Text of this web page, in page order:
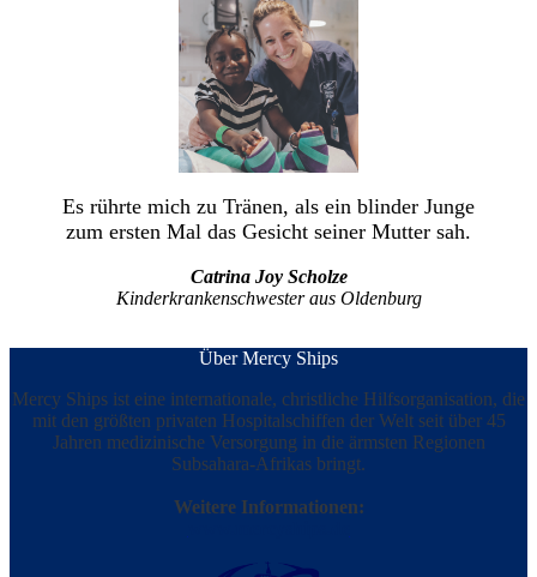
Es rührte mich zu Tränen, als ein blinder Junge
zum ersten Mal das Gesicht seiner Mutter sah.
Catrina Joy Scholze
Kinderkrankenschwester aus Oldenburg
Über Mercy Ships
Mercy Ships ist eine internationale, christliche Hilfsorganisation, die
mit den größten privaten Hospitalschiffen der Welt seit über 45
Jahren medizinische Versorgung in die ärmsten Regionen
Subsahara-Afrikas bringt.
Weitere Informationen: